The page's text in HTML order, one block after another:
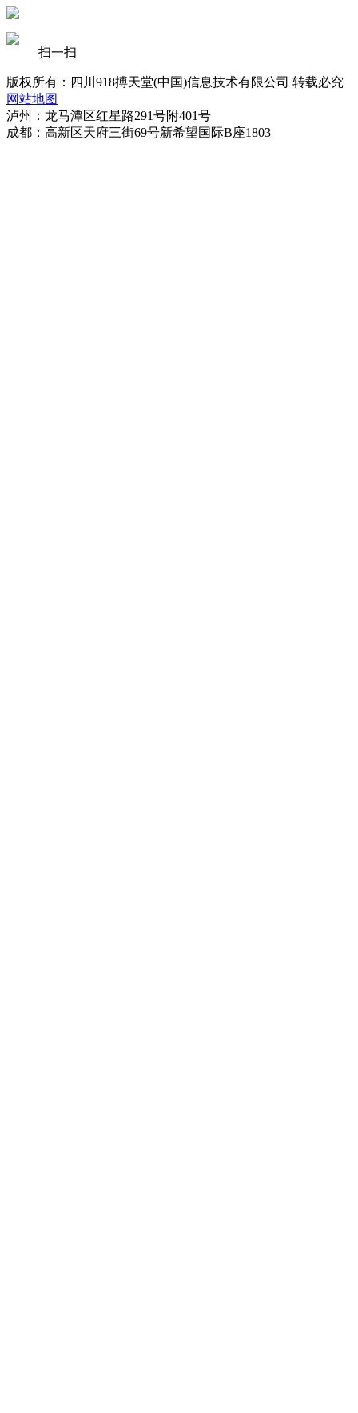
扫一扫
版权所有：四川918搏天堂(中国)信息技术有限公司 转载必究
网站地图
泸州：龙马潭区红星路291号附401号
成都：高新区天府三街69号新希望国际B座1803